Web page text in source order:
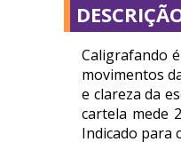
Caligrafando
movimentos
e clareza da
cartela mede
Indicado para